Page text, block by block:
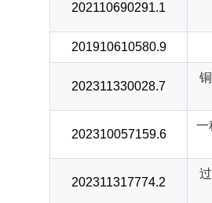
202110690291.1
201910610580.9
202311330028.7
202310057159.6
一
202311317774.2